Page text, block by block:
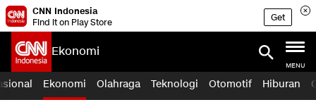
CNN Indonesia
Find it on Play Store
Get
Ekonomi
MENU
Ekonomi Olahraga Teknologi Otomotif Hiburan